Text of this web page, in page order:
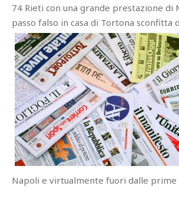
74 Rieti con una grande prestazione di
passo falso in casa di Tortona sconfitta
Napoli e virtualmente fuori dalle prime